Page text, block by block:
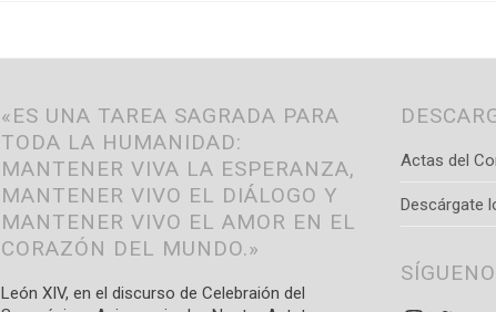
«ES UNA TAREA SAGRADA PARA
TODA LA HUMANIDAD:
MANTENER VIVA LA ESPERANZA,
MANTENER VIVO EL DIÁLOGO Y
MANTENER VIVO EL AMOR EN EL
CORAZÓN DEL MUNDO.»
León XIV, en el discurso de Celebraión del
Actas del
Descárgate